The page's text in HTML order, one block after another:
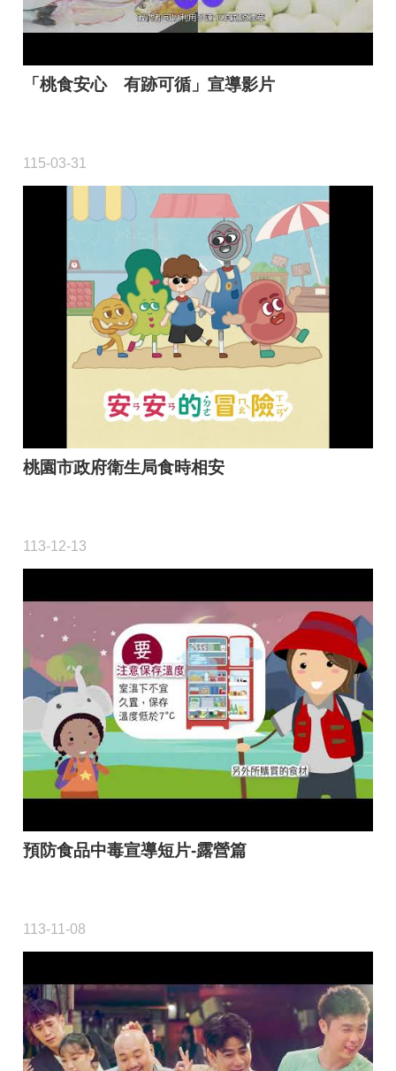
「桃食安心 有跡可循」宣導影片
115-03-31
桃園市政府衛生局食時相安
113-12-13
預防食品中毒宣導短片-露營篇
113-11-08